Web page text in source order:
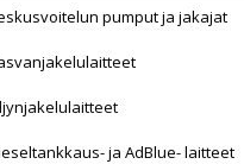
pumput ja jakajat
ja AdBlue- laitteet